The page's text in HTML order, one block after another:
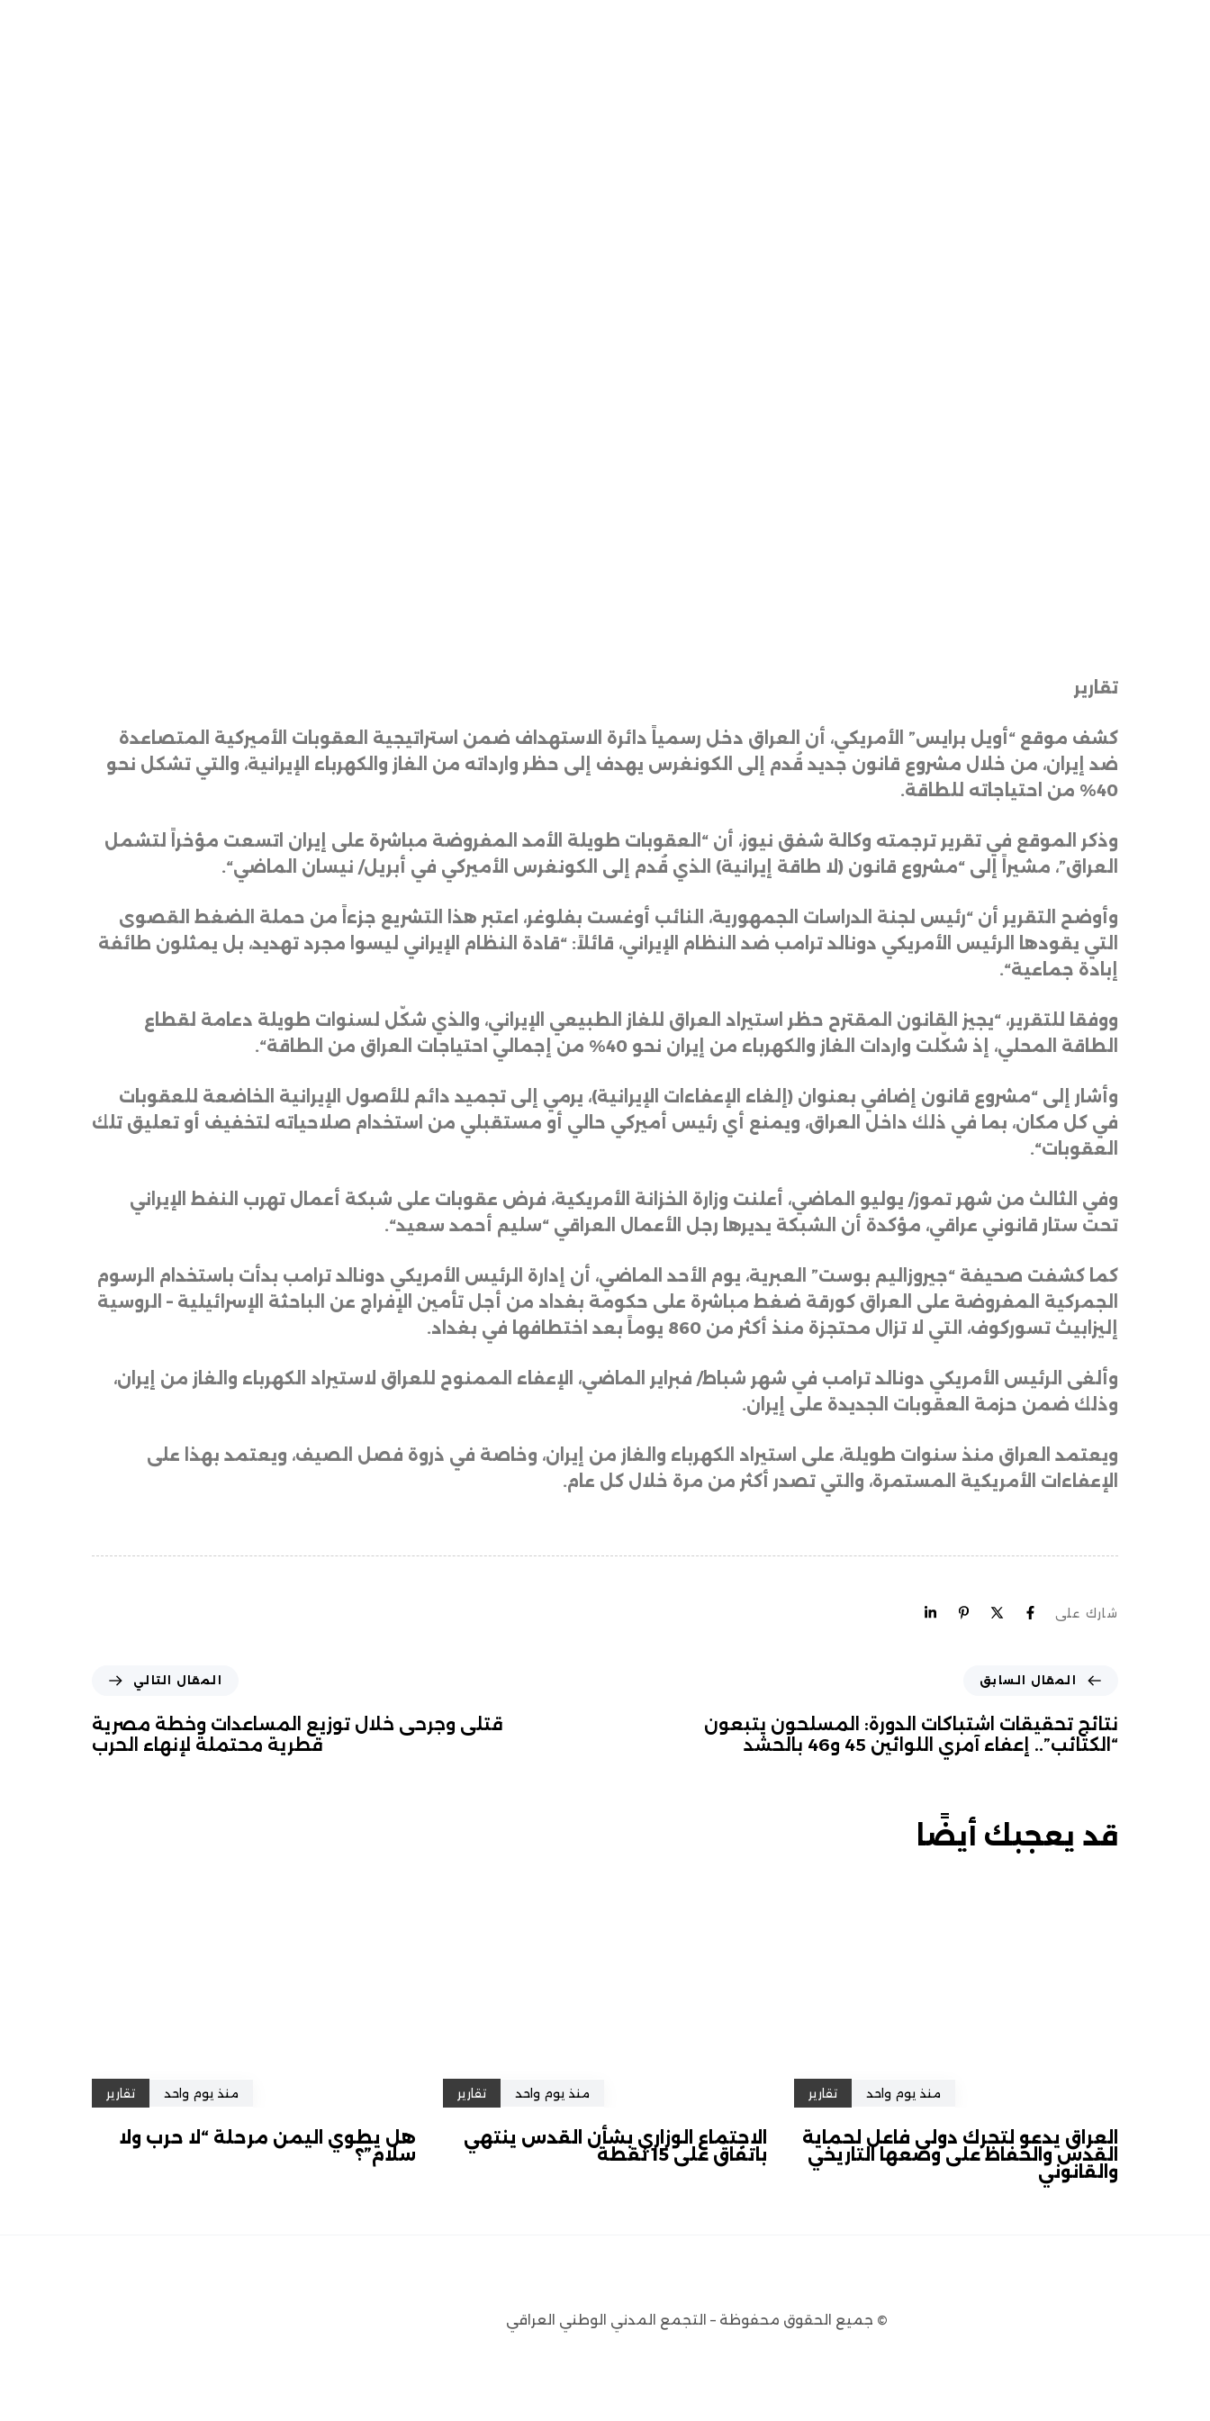
تقارير
كشف موقع “أويل برايس” الأمريكي، أن العراق دخل رسمياً دائرة الاستهداف ضمن استراتيجية العقوبات الأميركية المتصاعدة
ضد إيران، من خلال مشروع قانون جديد قُدم إلى الكونغرس يهدف إلى حظر وارداته من الغاز والكهرباء الإيرانية، والتي تشكل نحو
40% من احتياجاته للطاقة
.
وذكر الموقع في تقرير ترجمته وكالة شفق نيوز، أن “العقوبات طويلة الأمد المفروضة مباشرة على إيران اتسعت مؤخراً لتشمل
العراق”، مشيراً إلى “مشروع قانون (لا طاقة إيرانية) الذي قُدم إلى الكونغرس الأميركي في أبريل/ نيسان الماضي“.
وأوضح التقرير أن “رئيس لجنة الدراسات الجمهورية، النائب أوغست بفلوغر، اعتبر هذا التشريع جزءاً من حملة الضغط القصوى
التي يقودها الرئيس الأمريكي دونالد ترامب ضد النظام الإيراني، قائلاً: “قادة النظام الإيراني ليسوا مجرد تهديد، بل يمثلون طائفة
إبادة جماعية“.
ووفقا للتقرير، “يجيز القانون المقترح حظر استيراد العراق للغاز الطبيعي الإيراني، والذي شكّل لسنوات طويلة دعامة لقطاع
الطاقة المحلي، إذ شكّلت واردات الغاز والكهرباء من إيران نحو 40% من إجمالي احتياجات العراق من الطاقة
“.
وأشار إلى “مشروع قانون إضافي بعنوان (إلغاء الإعفاءات الإيرانية)، يرمي إلى تجميد دائم للأصول الإيرانية الخاضعة للعقوبات
في كل مكان، بما في ذلك داخل العراق، ويمنع أي رئيس أميركي حالي أو مستقبلي من استخدام صلاحياته لتخفيف أو تعليق تلك
العقوبات“.
وفي الثالث من شهر تموز/ يوليو الماضي، أعلنت وزارة الخزانة الأمريكية، فرض عقوبات على شبكة أعمال تهرب النفط الإيراني
تحت ستار قانوني عراقي، مؤكدة أن الشبكة يديرها رجل الأعمال العراقي “سليم أحمد سعيد“.
كما كشفت صحيفة “جيروزاليم بوست” العبرية، يوم الأحد الماضي، أن إدارة الرئيس الأمريكي دونالد ترامب بدأت باستخدام الرسوم
الجمركية المفروضة على العراق كورقة ضغط مباشرة على حكومة بغداد من أجل تأمين الإفراج عن الباحثة الإسرائيلية – الروسية
إليزابيث تسوركوف، التي لا تزال محتجزة منذ أكثر من 860 يوماً بعد اختطافها في بغداد
.
وألغى الرئيس الأمريكي دونالد ترامب في شهر شباط/ فبراير الماضي، الإعفاء الممنوح للعراق لاستيراد الكهرباء والغاز من إيران،
وذلك ضمن حزمة العقوبات الجديدة على إيران.
ويعتمد العراق منذ سنوات طويلة، على استيراد الكهرباء والغاز من إيران، وخاصة في ذروة فصل الصيف، ويعتمد بهذا على
الإعفاءات الأمريكية المستمرة، والتي تصدر أكثر من مرة خلال كل عام.
شارك على
المقال السابق
نتائج تحقيقات اشتباكات الدورة: المسلحون يتبعون
“الكتائب”.. إعفاء آمري اللوائين 45 و46 بالحشد
المقال التالي
قتلى وجرحى خلال توزيع المساعدات وخطة مصرية
قطرية محتملة لإنهاء الحرب
قد يعجبك أيضًا
منذ يوم واحد تقارير
العراق يدعو لتحرك دولي فاعل لحماية
القدس والحفاظ على وضعها التاريخي
والقانوني
منذ يوم واحد تقارير
الاجتماع الوزاري بشأن القدس ينتهي
باتفاق على 15 نقطة
منذ يوم واحد تقارير
هل يطوي اليمن مرحلة “لا حرب ولا
سلام”؟
© جميع الحقوق محفوظة – التجمع المدني الوطني العراقي